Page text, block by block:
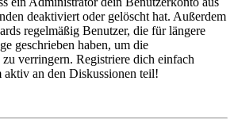
deaktiviert oder gelöscht hat. Außerdem
regelmäßig Benutzer, die für längere
geschrieben haben, um die
verringern. Registriere dich einfach
aktiv an den Diskussionen teil!